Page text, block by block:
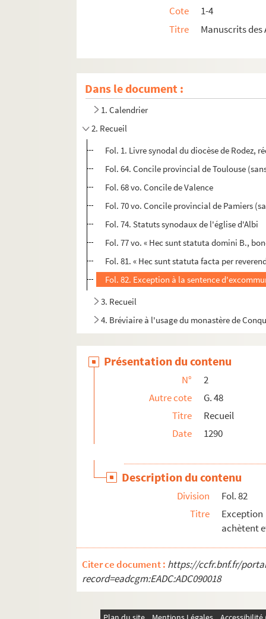
Cote
1-4
Titre
Manuscrits
Dans le document :
1. Calendrier
2. Recueil
Fol. 1. Livre synodal du diocèse de Rodez,
Fol. 64. Concile provincial de Toulouse
Fol. 68 vo. Concile de Valence
Fol. 70 vo. Concile provincial de Pamiers
Fol. 74. Statuts synodaux de l'église d'Albi
Fol. 77 vo. « Hec sunt statuta domini B.,
Fol. 81. « Hec sunt statuta facta per
Fol. 82. Exception à la sentence
3. Recueil
4. Bréviaire à l'usage du monastère de
Présentation du contenu
N°
2
Autre cote
G. 48
Titre
Recueil
Date
1290
Description du contenu
Division
Fol. 82
Titre
achètent
Citer ce document : https://ccfr.bnf.fr/
record=eadcgm:EADC:ADC090018